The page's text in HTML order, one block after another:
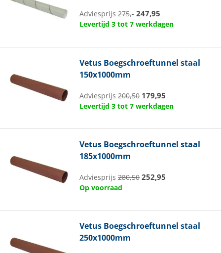
Adviesprijs275,- 247,95
Levertijd 3 tot 7 werkdagen
Vetus Boegschroeftunnel staal
150x1000mm
Adviesprijs200,50 179,95
Levertijd 3 tot 7 werkdagen
Vetus Boegschroeftunnel staal
185x1000mm
Adviesprijs280,50 252,95
Op voorraad
Vetus Boegschroeftunnel staal
250x1000mm